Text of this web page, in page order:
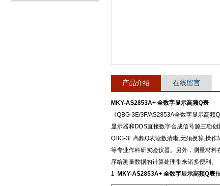
产品介绍 在线留言
MKY-AS2853A+ 全数字显示高频Q表
《QBG-3E/3F/AS2853A全数字显示高
显示器和DDS直接数字合成信号源三项
QBG-3E高频Q表读数清晰,无须换算,操
等专业作科研实验仪器。另外，测量材
序给测量数据的计算处理带来诸多便利。
1
MKY-AS2853A+ 全数字显示高频Q表